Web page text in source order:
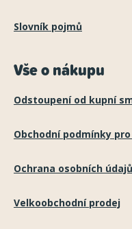
Slovník pojmů
Vše o nákupu
Odstoupení od kupní
Obchodní podmínky
Ochrana osobních údajů
Velkoobchodní prodej